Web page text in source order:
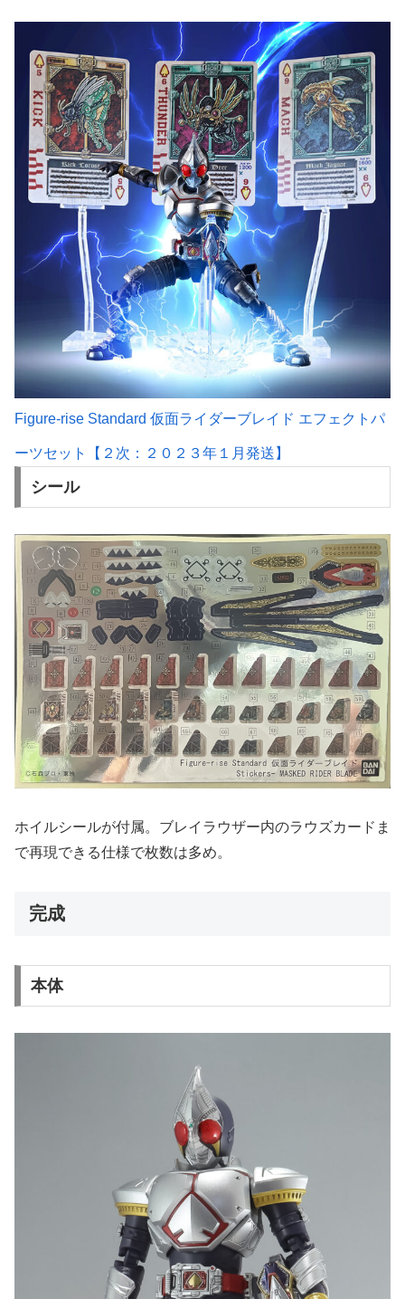
Figure-rise Standard 仮面ライダーブレイド エフェクトパ
ーツセット【２次：２０２３年１月発送】
シール
ホイルシールが付属。ブレイラウザー内のラウズカードま
で再現できる仕様で枚数は多め。
完成
本体